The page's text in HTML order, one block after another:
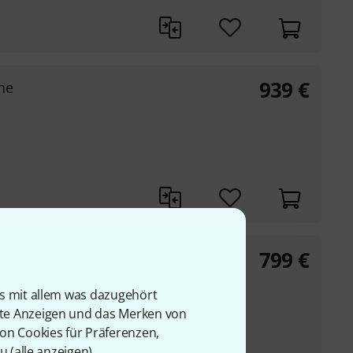
mit allem was dazugehört
Anzeigen und das Merken von
Cookies für Präferenzen,
939 €
VA=442
799 €